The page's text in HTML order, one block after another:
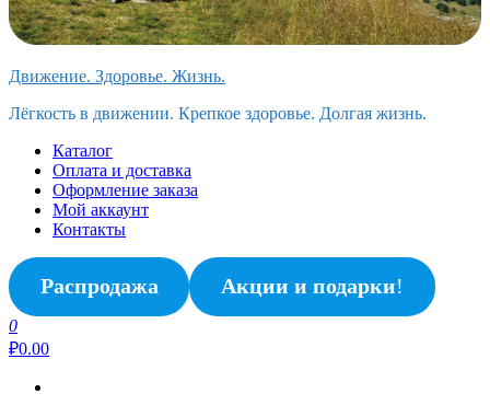
Движение. Здоровье. Жизнь.
Лёгкость в движении. Крепкое здоровье. Долгая жизнь.
Каталог
Оплата и доставка
Оформление заказа
Мой аккаунт
Контакты
Распродажа Акции и подарки!
0
₽0.00